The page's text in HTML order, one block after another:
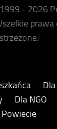
- 2026
Dla NGO